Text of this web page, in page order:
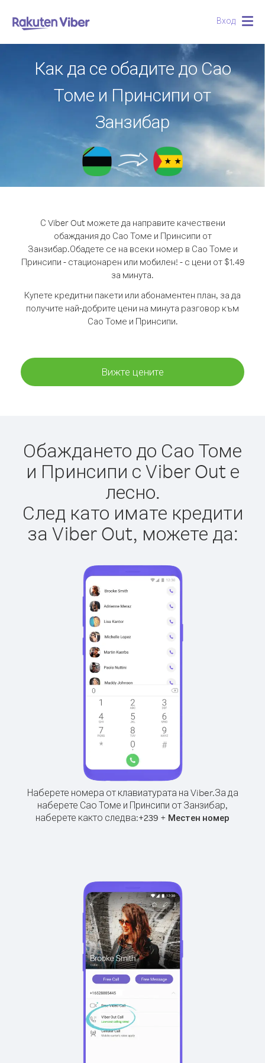
Вход
Как да се обадите до Сао
Томе и Принсипи от
Занзибар
С Viber Out можете да направите качествени
обаждания до Сао Томе и Принсипи от
Занзибар.Обадете се на всеки номер в Сао Томе и
Принсипи - стационарен или мобилен! - с цени от $1.49
за минута.
Купете кредитни пакети или абонаментен план, за да
получите най-добрите цени на минута разговор към
Сао Томе и Принсипи.
Вижте цените
Обаждането до Сао Томе
и Принсипи с Viber Out е
лесно.
След като имате кредити
за Viber Out, можете да:
Наберете номера от клавиатурата на Viber.За да
наберете Сао Томе и Принсипи от Занзибар,
наберете както следва:+239 + Местен номер